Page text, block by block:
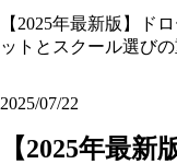
【2025年最新版】ド
ットとスクール選び
2025/07/22
【2025年最